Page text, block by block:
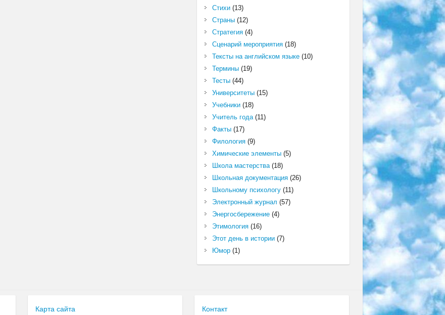
Стихи(13)
Страны(12)
Стратегия(4)
Сценарий мероприятия(18)
Тексты на английском языке(10)
Термины(19)
Тесты(44)
Университеты(15)
Учебники(18)
Учитель года(11)
Факты(17)
Филология(9)
Химические элементы(5)
Школа мастерства(18)
Школьная документация(26)
Школьному психологу(11)
Электронный журнал (57)
Энергосбережение(4)
Этимология(16)
Этот день в истории(7)
Юмор(1)
Карта сайта Контакт